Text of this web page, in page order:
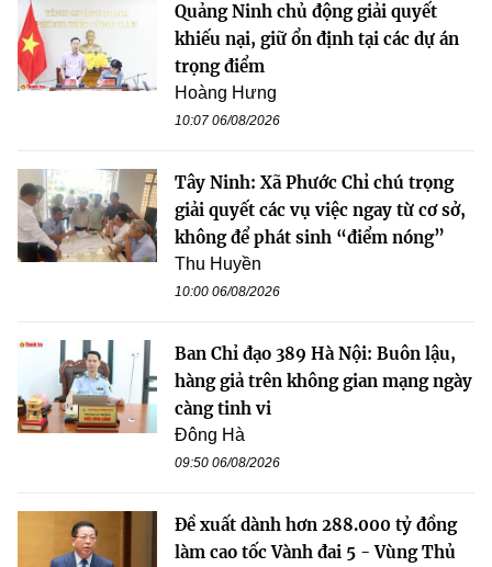
Quảng Ninh chủ động giải quyết
khiếu nại, giữ ổn định tại các dự án
trọng điểm
Hoàng Hưng
10:07 06/08/2026
Tây Ninh: Xã Phước Chỉ chú trọng
giải quyết các vụ việc ngay từ cơ sở,
không để phát sinh “điểm nóng”
Thu Huyền
10:00 06/08/2026
Ban Chỉ đạo 389 Hà Nội: Buôn lậu,
hàng giả trên không gian mạng ngày
càng tinh vi
Đông Hà
09:50 06/08/2026
Đề xuất dành hơn 288.000 tỷ đồng
làm cao tốc Vành đai 5 - Vùng Thủ